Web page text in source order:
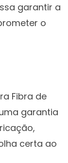
garantir a
o
Fibra de
garantia
certa ao